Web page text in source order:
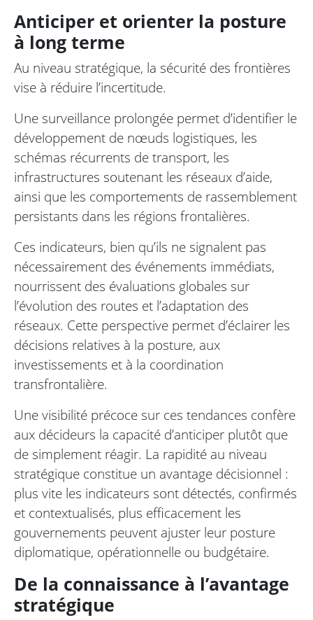
Anticiper et orienter la posture
à long terme
Au niveau stratégique, la sécurité des frontières
vise à réduire l’incertitude.
Une surveillance prolongée permet d’identifier le
développement de nœuds logistiques, les
schémas récurrents de transport, les
infrastructures soutenant les réseaux d’aide,
ainsi que les comportements de rassemblement
persistants dans les régions frontalières.
Ces indicateurs, bien qu’ils ne signalent pas
nécessairement des événements immédiats,
nourrissent des évaluations globales sur
l’évolution des routes et l’adaptation des
réseaux. Cette perspective permet d’éclairer les
décisions relatives à la posture, aux
investissements et à la coordination
transfrontalière.
Une visibilité précoce sur ces tendances confère
aux décideurs la capacité d’anticiper plutôt que
de simplement réagir. La rapidité au niveau
stratégique constitue un avantage décisionnel :
plus vite les indicateurs sont détectés, confirmés
et contextualisés, plus efficacement les
gouvernements peuvent ajuster leur posture
diplomatique, opérationnelle ou budgétaire.
De la connaissance à l’avantage
stratégique